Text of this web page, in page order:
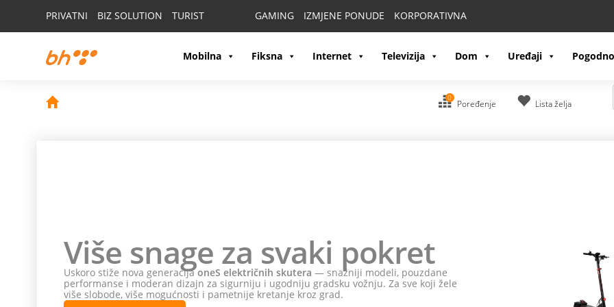
PRIVATNI BIZ SOLUTION TURIST GAMING IZMJENE PONUDE KORPORATIVNA
Mobilna Fiksna Internet Televizija Dom Uređaji
0
Poređenje Lista želja
Više snage za svaki pokret
Uskoro stiže nova generacijaoneS električnih skutera — snažniji modeli, pouzdane
performanse i moderan dizajn za sigurniju i ugodniju gradsku vožnju. Za sve koji žele
više slobode, više mogućnosti i pametnije kretanje kroz grad.